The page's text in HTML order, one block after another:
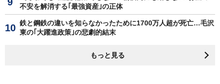
不安を解消する｢最強資産｣の正体
鉄と鋼鉄の違いを知らなかったために1700万人超が死亡…毛沢
東の｢大躍進政策｣の悲劇的結末
もっと見る